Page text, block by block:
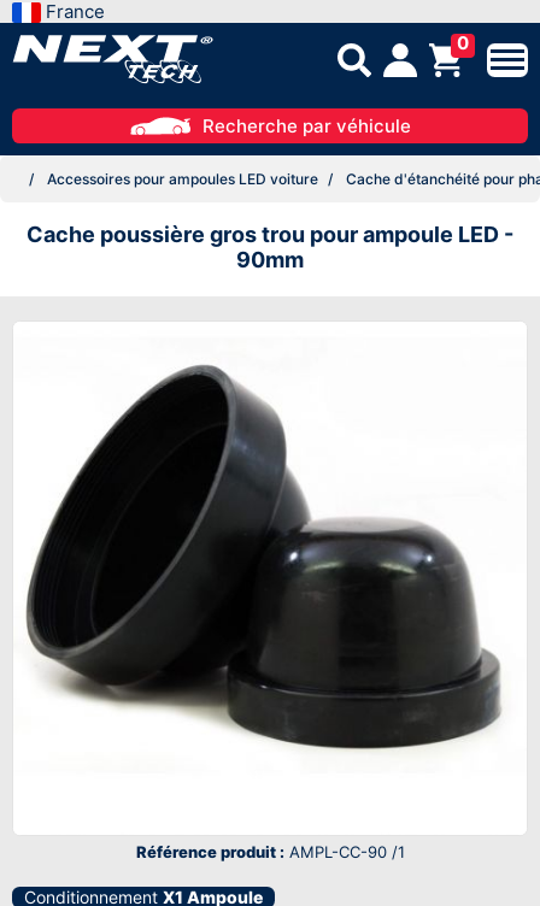
France
0
Recherche par véhicule
Accessoires pour ampoules LED voiture Cache d'étanchéité pour
Cache poussière gros trou pour ampoule LED -
90mm
Référence produit : AMPL-CC-90 /1
Conditionnement X1 Ampoule